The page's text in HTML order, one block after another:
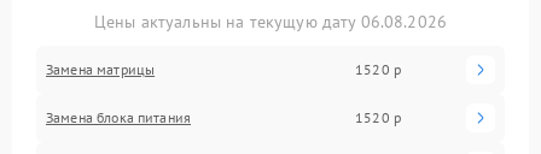
Цены актуальны на текущую дату 06.08.2026
Замена матрицы 1520 р
Замена блока питания 1520 р